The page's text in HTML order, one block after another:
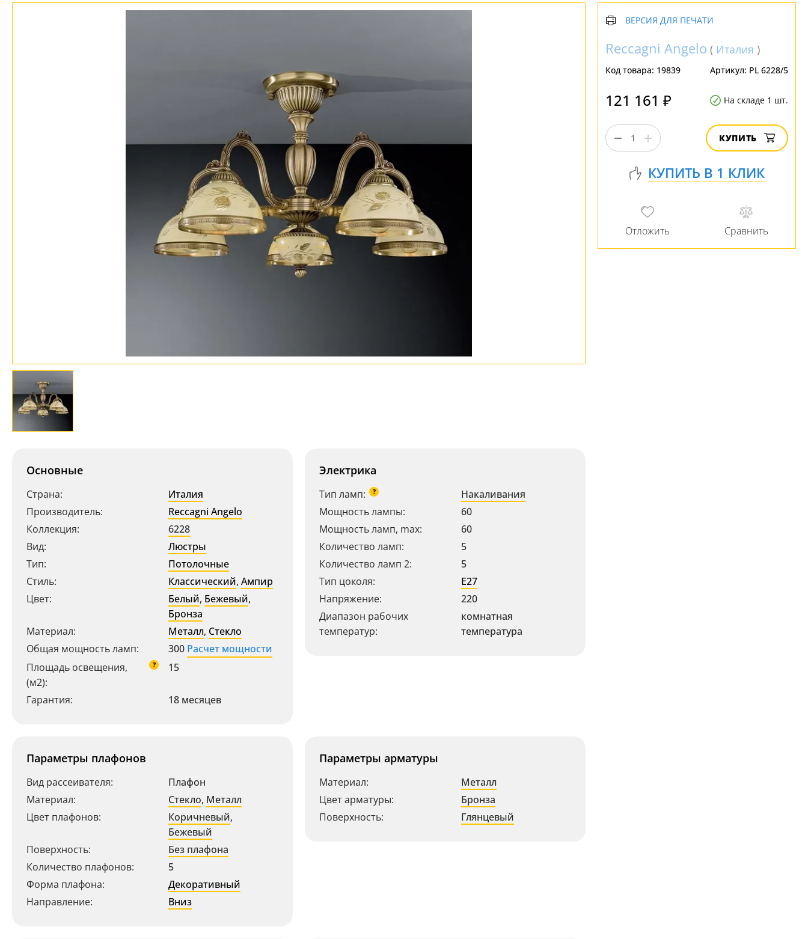
Бренды
Основные
Страна:
Италия
Производитель:
Reccagni Angelo
Коллекция:
6228
Вид:
Люстры
Тип:
Потолочные
Стиль:
Классический, Ампир
Цвет:
Белый, Бежевый,
Бронза
Материал:
Металл, Стекло
Общая мощность ламп:
300 Расчет мощности
Площадь освещения,
(м2):
? 15
Гарантия: 18 месяцев
Электрика
Тип ламп: ?
Накаливания
Мощность лампы:
60
Мощность ламп, max:
60
Количество ламп:
5
Количество ламп 2:
5
Тип цоколя:
E27
Напряжение:
220
Диапазон рабочих
температур:
комнатная
температура
Параметры плафонов
Вид рассеивателя:
Плафон
Материал:
Стекло, Металл
Цвет плафонов:
Коричневый,
Бежевый
Поверхность:
Без плафона
Количество плафонов:
5
Форма плафона:
Декоративный
Направление:
Вниз
Параметры арматуры
Материал:
Металл
Цвет арматуры:
Бронза
Поверхность:
Глянцевый
ВЕРСИЯ ДЛЯ ПЕЧАТИ
Reccagni Angelo ( Италия )
Код товара: 19839 Артикул: PL 6228/5
121 161 ₽ На складе 1 шт.
КУПИТЬ